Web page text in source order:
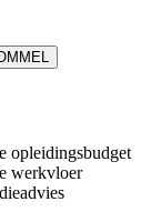
en
ontwikkeling
de groep
opleidingsbudget
werkvloer